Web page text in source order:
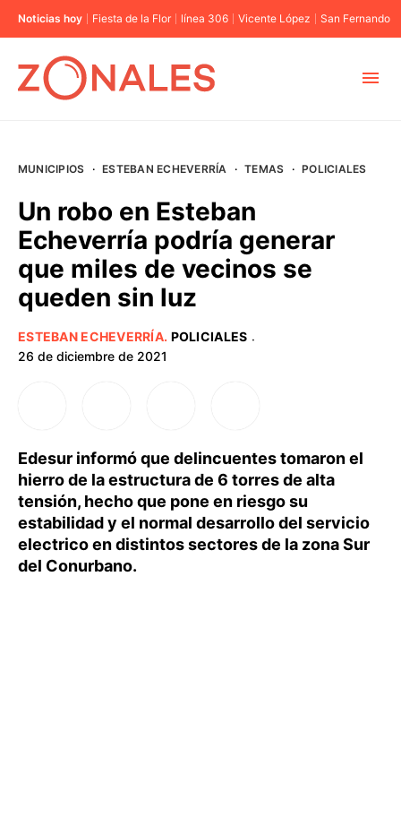
Noticias hoy Fiesta de la Flor línea 306 Vicente López San Fernando
BUENOS AIRES
PROVINCIAS
ELECCIONES 2023
MUNICIPIOS · ESTEBAN ECHEVERRÍA · TEMAS · POLICIALES
Un robo en Esteban
Echeverría podría generar
que miles de vecinos se
queden sin luz
ESTEBAN ECHEVERRÍA. POLICIALES ·
26 de diciembre de 2021
Edesur informó que delincuentes tomaron el
hierro de la estructura de 6 torres de alta
tensión, hecho que pone en riesgo su
estabilidad y el normal desarrollo del servicio
electrico en distintos sectores de la zona Sur
del Conurbano.